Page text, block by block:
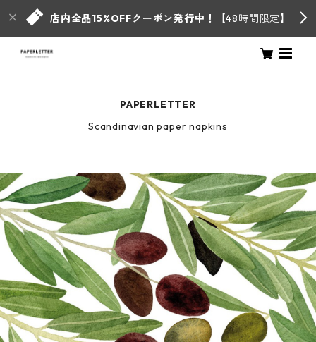
店内全品15%OFFクーポン発行中！ 【48時間限定】
PAPERLETTER
Scandinavian paper napkins